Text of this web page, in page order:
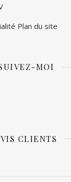
Plan du site
MOI
CLIENTS